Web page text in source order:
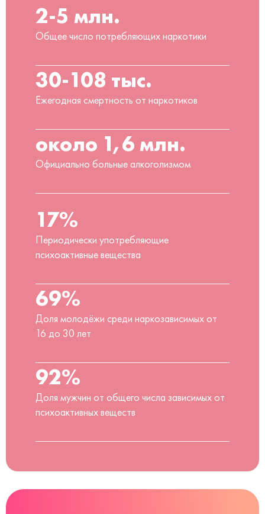
2-5 млн.
Общее число потребляющих наркотики
30-108 тыс.
Ежегодная смертность от наркотиков
около 1,6 млн.
Официально больные алкоголизмом
17%
Периодически употребляющие
психоактивные вещества
69%
Доля молодёжи среди наркозависимых от
16 до 30 лет
92%
Доля мужчин от общего числа зависимых от
психоактивных веществ